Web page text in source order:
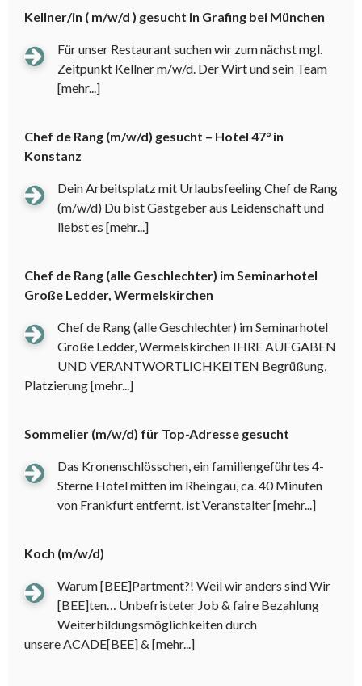
Kellner/in ( m/w/d ) gesucht in Grafing bei München
Für unser Restaurant suchen wir zum nächst mgl.
Zeitpunkt Kellner m/w/d. Der Wirt und sein Team
[mehr...]
Chef de Rang (m/w/d) gesucht – Hotel 47° in
Konstanz
Dein Arbeitsplatz mit Urlaubsfeeling Chef de Rang
(m/w/d) Du bist Gastgeber aus Leidenschaft und
liebst es [mehr...]
Chef de Rang (alle Geschlechter) im Seminarhotel
Große Ledder, Wermelskirchen
Chef de Rang (alle Geschlechter) im Seminarhotel
Große Ledder, Wermelskirchen IHRE AUFGABEN
UND VERANTWORTLICHKEITEN Begrüßung,
Platzierung[mehr...]
Sommelier (m/w/d) für Top-Adresse gesucht
Das Kronenschlösschen, ein familiengeführtes 4-
Sterne Hotel mitten im Rheingau, ca. 40 Minuten
von Frankfurt entfernt, ist Veranstalter[mehr...]
Koch (m/w/d)
Warum [BEE]Partment?! Weil wir anders sind Wir
[BEE]ten… Unbefristeter Job & faire Bezahlung
Weiterbildungsmöglichkeiten durch
unsere ACADE[BEE] & [mehr...]